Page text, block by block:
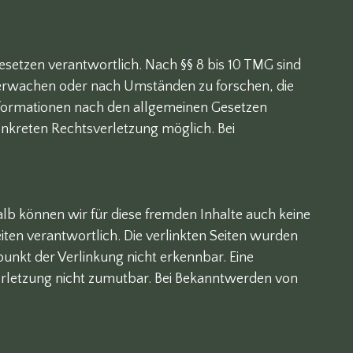
verantwortlich. Nach §§ 8 bis 10 TMG sind
oder nach Umständen zu forschen, die
nach den allgemeinen Gesetzen
Rechtsverletzung möglich. Bei
können wir für diese fremden Inhalte auch keine
verantwortlich. Die verlinkten Seiten wurden
der Verlinkung nicht erkennbar. Eine
nicht zumutbar. Bei Bekanntwerden von